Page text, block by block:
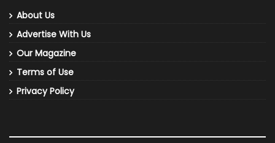
About Us
Advertise With Us
Our Magazine
Terms of Use
Privacy Policy